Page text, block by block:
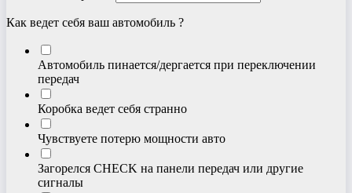
Как ведет себя ваш автомобиль ?
Автомобиль пинается/дергается при переключении
передач
Коробка ведет себя странно
Чувствуете потерю мощности авто
Загорелся CHECK на панели передач или другие
сигналы